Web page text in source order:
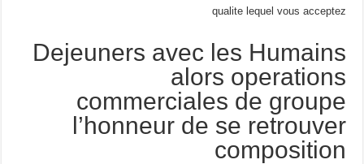
qualite lequel vous acceptez
Dejeuners avec les Humains
alors operations
commerciales de groupe
l’honneur de se retrouver
composition